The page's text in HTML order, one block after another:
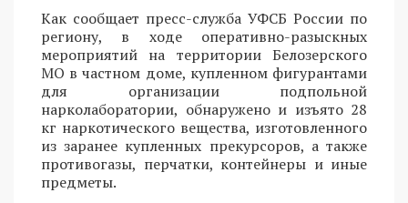
Как сообщает пресс-служба УФСБ России по
региону, в ходе оперативно-разыскных
мероприятий на территории Белозерского
МО в частном доме, купленном фигурантами
для организации подпольной
нарколаборатории, обнаружено и изъято 28
кг наркотического вещества, изготовленного
из заранее купленных прекурсоров, а также
противогазы, перчатки, контейнеры и иные
предметы.